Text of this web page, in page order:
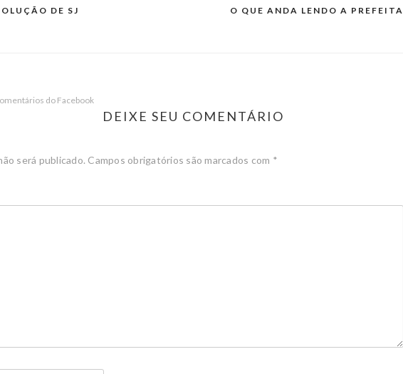
DE SJ O QUE ANDA LENDO A PREFEITA
DEIXE SEU COMENTÁRIO
do Facebook
será publicado. Campos obrigatórios são marcados com *